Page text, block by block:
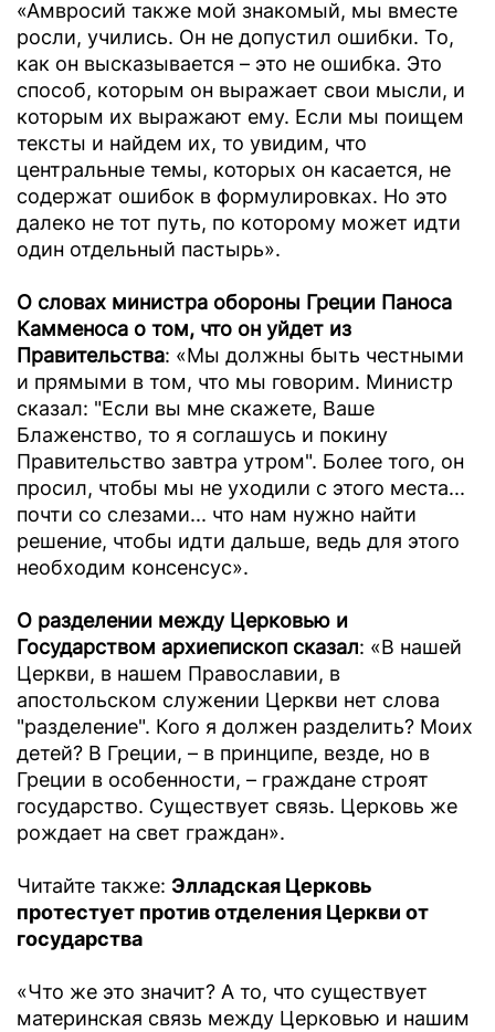
«Амвросий также мой знакомый, мы вместе
росли, учились. Он не допустил ошибки. То,
как он высказывается – это не ошибка. Это
способ, которым он выражает свои мысли, и
которым их выражают ему. Если мы поищем
тексты и найдем их, то увидим, что
центральные темы, которых он касается, не
содержат ошибок в формулировках. Но это
далеко не тот путь, по которому может идти
один отдельный пастырь».
О словах министра обороны Греции Паноса
Камменоса о том, что он уйдет из
Правительства: «Мы должны быть честными
и прямыми в том, что мы говорим. Министр
сказал: "Если вы мне скажете, Ваше
Блаженство, то я соглашусь и покину
Правительство завтра утром". Более того, он
просил, чтобы мы не уходили с этого места...
почти со слезами... что нам нужно найти
решение, чтобы идти дальше, ведь для этого
необходим консенсус».
О разделении между Церковью и
Государством архиепископ сказал: «В нашей
Церкви, в нашем Православии, в
апостольском служении Церкви нет слова
"разделение". Кого я должен разделить? Моих
детей? В Греции, – в принципе, везде, но в
Греции в особенности, – граждане строят
государство. Существует связь. Церковь же
рождает на свет граждан».
Читайте также: Элладская Церковь
протестует против отделения Церкви от
государства
«Что же это значит? А то, что существует
материнская связь между Церковью и нашим